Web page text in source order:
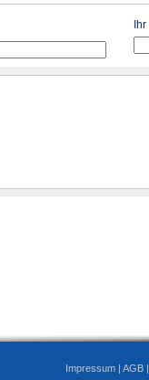
Impressum | AGB